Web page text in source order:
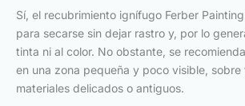
Sí, el recubrimiento ignífugo Ferber
para secarse sin dejar rastro y, por lo
tinta ni al color. No obstante, se
en una zona pequeña y poco visible,
materiales delicados o antiguos.